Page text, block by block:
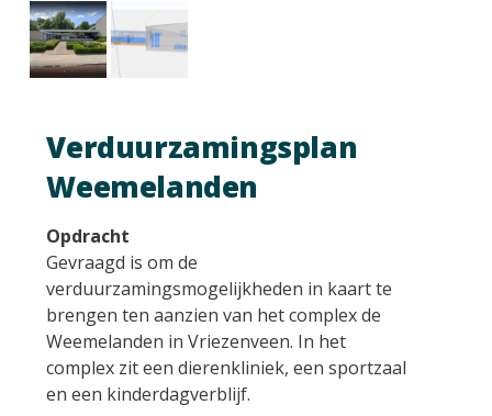
Verduurzamingsplan
Weemelanden
Opdracht
Gevraagd is om de
verduurzamingsmogelijkheden in kaart te
brengen ten aanzien van het complex de
Weemelanden in Vriezenveen. In het
complex zit een dierenkliniek, een sportzaal
en een kinderdagverblijf.